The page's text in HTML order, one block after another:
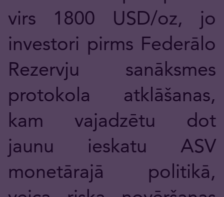
virs 1800 USD/oz, jo
investori pirms Federālo
Rezervju sanāksmes
protokola atklāšanas,
kam vajadzētu dot
jaunu ieskatu ASV
monetārajā politikā,